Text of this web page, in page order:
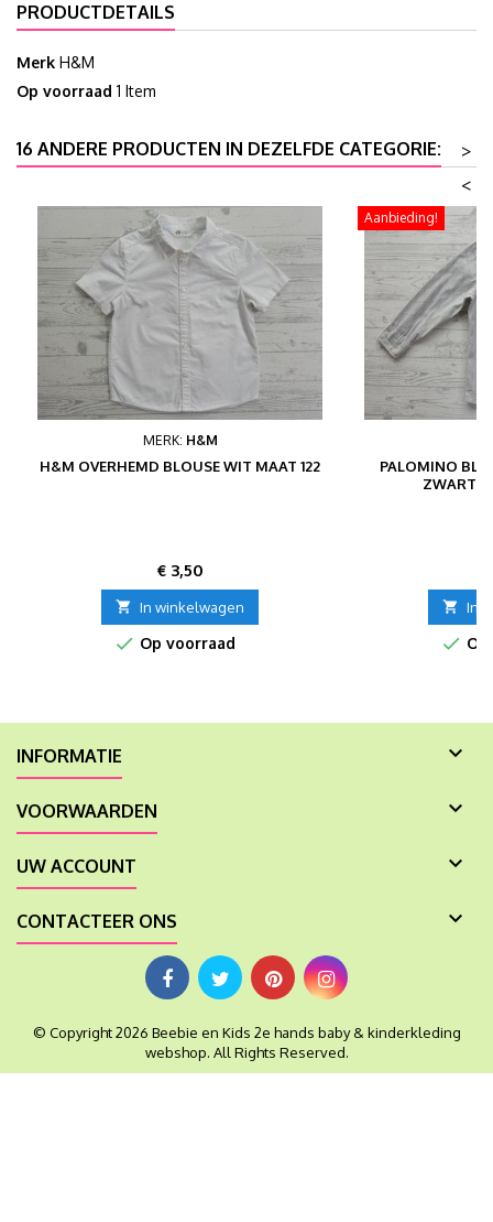
PRODUCTDETAILS
Merk H&M
Op voorraad 1 Item
16 ANDERE PRODUCTEN IN DEZELFDE CATEGORIE:
>
<
MERK: H&M
H&M OVERHEMD BLOUSE WIT MAAT 122
Prijs
€ 3,50
 In winkelwagen
 Op voorraad
Aanbieding!
PALOMINO
ZWART
 In

INFORMATIE 
VOORWAARDEN 
UW ACCOUNT 
CONTACTEER ONS 
© Copyright 2026 Beebie en Kids 2e hands baby & kinderkleding
webshop. All Rights Reserved.